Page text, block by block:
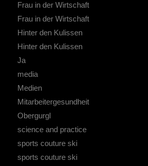
Frau in der Wirtschaft
Frau in der Wirtschaft
Hinter den Kulissen
Hinter den Kulissen
Ja
media
Medien
Mitarbeitergesundheit
Obergurgl
science and practice
sports couture ski
sports couture ski